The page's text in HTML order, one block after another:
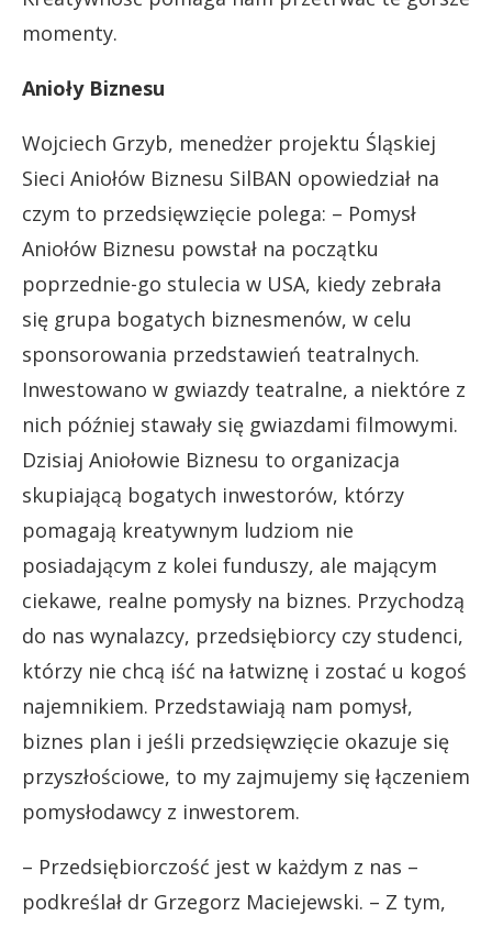
momenty.
Anioły Biznesu
Wojciech Grzyb, menedżer projektu Śląskiej
Sieci Aniołów Biznesu SilBAN opowiedział na
czym to przedsięwzięcie polega: – Pomysł
Aniołów Biznesu powstał na początku
poprzednie-go stulecia w USA, kiedy zebrała
się grupa bogatych biznesmenów, w celu
sponsorowania przedstawień teatralnych.
Inwestowano w gwiazdy teatralne, a niektóre z
nich później stawały się gwiazdami filmowymi.
Dzisiaj Aniołowie Biznesu to organizacja
skupiającą bogatych inwestorów, którzy
pomagają kreatywnym ludziom nie
posiadającym z kolei funduszy, ale mającym
ciekawe, realne pomysły na biznes. Przychodzą
do nas wynalazcy, przedsiębiorcy czy studenci,
którzy nie chcą iść na łatwiznę i zostać u kogoś
najemnikiem. Przedstawiają nam pomysł,
biznes plan i jeśli przedsięwzięcie okazuje się
przyszłościowe, to my zajmujemy się łączeniem
pomysłodawcy z inwestorem.
– Przedsiębiorczość jest w każdym z nas –
podkreślał dr Grzegorz Maciejewski. – Z tym,